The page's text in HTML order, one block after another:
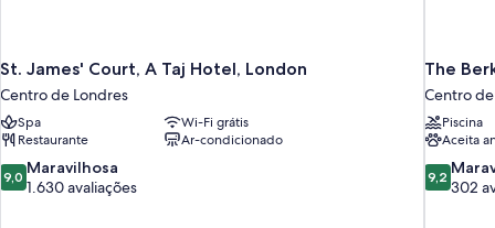
St. James' Court, A Taj Hotel, London
Centro de Londres
Spa
Wi-Fi grátis
Restaurante
Ar-condicionado
9.0
de
9,0 Maravilhosa
1.630 avaliações
The
Centro
Piscina
Aceita
9.2
de
9,2
302